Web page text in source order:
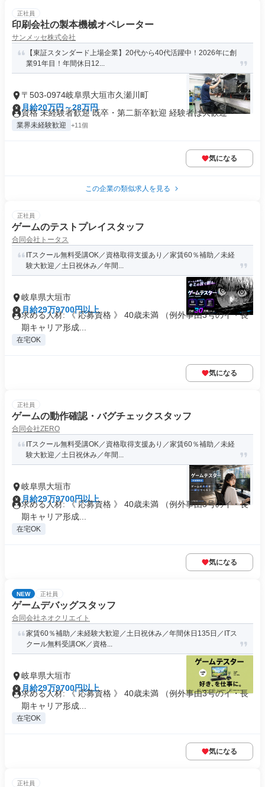
正社員
印刷会社の製本機械オペレーター
サンメッセ株式会社
【東証スタンダード上場企業】20代から40代活躍中！2026年に創
業91年目！年間休日12...
〒503-0974岐阜県大垣市久瀬川町
月給20万円～28万円
資格 未経験者歓迎 既卒・第二新卒歓迎 経験者は大歓迎
業界未経験歓迎 +11個
気になる
この企業の類似求人を見る
正社員
ゲームのテストプレイスタッフ
合同会社トータス
ITスクール無料受講OK／資格取得支援あり／家賃60％補助／未経
験大歓迎／土日祝休み／年間...
岐阜県大垣市
月給29万9700円以上
求める人材: 《 応募資格 》 40歳未満 （例外事由3号のイ・長
期キャリア形成...
在宅OK
気になる
正社員
ゲームの動作確認・バグチェックスタッフ
合同会社ZERO
ITスクール無料受講OK／資格取得支援あり／家賃60％補助／未経
験大歓迎／土日祝休み／年間...
岐阜県大垣市
月給29万9700円以上
求める人材: 《 応募資格 》 40歳未満 （例外事由3号のイ・長
期キャリア形成...
在宅OK
気になる
NEW 正社員
ゲームデバッグスタッフ
合同会社ネオクリエイト
家賃60％補助／未経験大歓迎／土日祝休み／年間休日135日／ITス
クール無料受講OK／資格...
岐阜県大垣市
月給29万9700円以上
求める人材: 《 応募資格 》 40歳未満 （例外事由3号のイ・長
期キャリア形成...
在宅OK
気になる
正社員